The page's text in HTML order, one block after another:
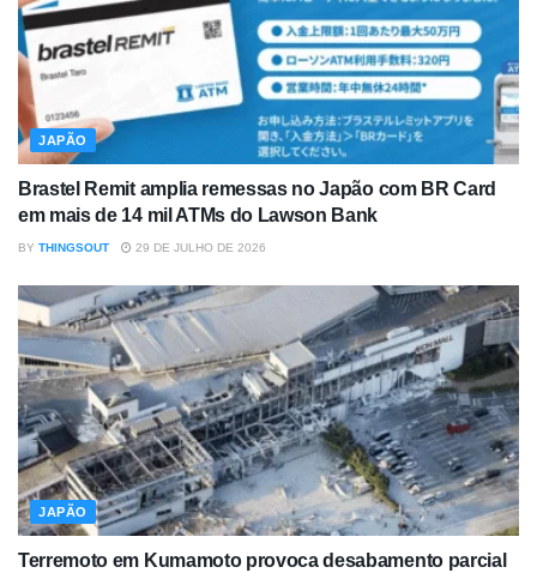
JAPÃO
Brastel Remit amplia remessas no Japão com BR Card
em mais de 14 mil ATMs do Lawson Bank
BY THINGSOUT 29 DE JULHO DE 2026
JAPÃO
Terremoto em Kumamoto provoca desabamento parcial